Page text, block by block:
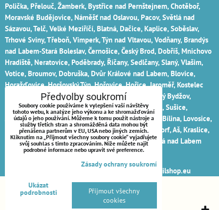
Polička, Přelouč, Žamberk, Bystřice nad Pernštejnem, Chotěboř,
Moravské Budějovice, Náměšť nad Oslavou, Pacov, Světlá nad
Sázavou, Telč, Velké Meziříčí, Blatná, Dačice, Kaplice, Soběslav,
Trhové Sviny, Třeboň, Vimperk, Týn nad Vltavou, Vodňany, Brandýs
nad Labem-Stará Boleslav, Černošice, Český Brod, Dobříš, Mnichovo
Hradiště, Neratovice, Poděbrady, Říčany, Sedlčany, Slaný, Vlašim,
Votice, Broumov, Dobruška, Dvůr Králové nad Labem, Blovice,
Horažďovice, Horšovský Týn, Hořovice, Hořice, Jaroměř, Kostelec
nad Orlicí, Nová Paka, Nové Město nad Metují, Nový Bydžov,
Kralovice, Nepomuk, Nýřany, Přeštice, Stod, Stříbro, Sušice,
Jilemnice, Nový Bor, Tanvald, Turnov, Železný Brod, Bílina, Lovosice,
Podbořany, Roudnice nad Labem, Rumburk, Varnsdorf, Aš, Kraslice,
Mariánské Lázně, Ostrov, Kralupy nad Vltavou a Lysá nad Labem
kompresory
Sledujte nás na sociálních sítích:
Melds.eu
webmailshop.eu
Předvolby soukromí
Zásady ochrany soukromí
Předvolby soukromí
Soubory cookie používáme k vylepšení vaší návštěvy
tohoto webu, k analýze jeho výkonu a ke shromažďování
údajů o jeho používání. Můžeme k tomu použít nástroje a
služby třetích stran a shromážděná data mohou být
přenášena partnerům v EU, USA nebo jiných zemích.
Kliknutím na „Přijmout všechny soubory cookie“ vyjadřujete
svůj souhlas s tímto zpracováním. Níže můžete najít
podrobné informace nebo upravit své preference.
Zásady ochrany soukromí
Ukázat
podrobnosti
Přijmout všechny
cookies